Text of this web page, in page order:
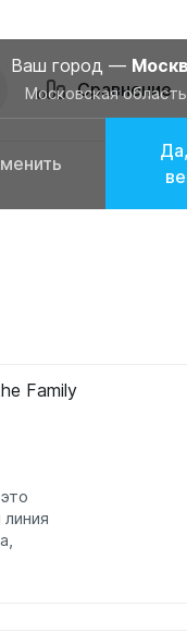
Сравнение
Ваш город —
Московская область
Сравнение
Family